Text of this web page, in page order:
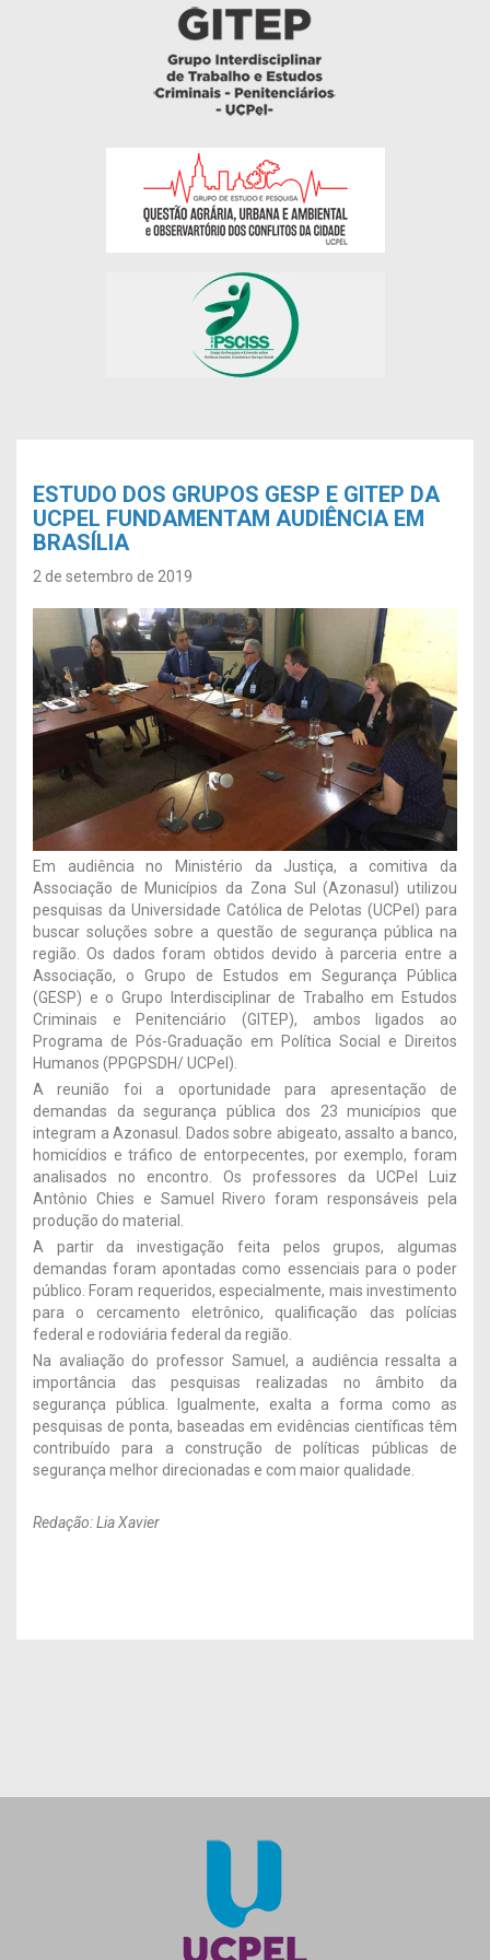
ESTUDO DOS GRUPOS GESP E GITEP DA
UCPEL FUNDAMENTAM AUDIÊNCIA EM
BRASÍLIA
2 de setembro de 2019
Em audiência no Ministério da Justiça, a comitiva da
Associação de Municípios da Zona Sul (Azonasul) utilizou
pesquisas da Universidade Católica de Pelotas (UCPel) para
buscar soluções sobre a questão de segurança pública na
região. Os dados foram obtidos devido à parceria entre a
Associação, o Grupo de Estudos em Segurança Pública
(GESP) e o Grupo Interdisciplinar de Trabalho em Estudos
Criminais e Penitenciário (GITEP), ambos ligados ao
Programa de Pós-Graduação em Política Social e Direitos
Humanos (PPGPSDH/ UCPel).
A reunião foi a oportunidade para apresentação de
demandas da segurança pública dos 23 municípios que
integram a Azonasul. Dados sobre abigeato, assalto a banco,
homicídios e tráfico de entorpecentes, por exemplo, foram
analisados no encontro. Os professores da UCPel Luiz
Antônio Chies e Samuel Rivero foram responsáveis pela
produção do material.
A partir da investigação feita pelos grupos, algumas
demandas foram apontadas como essenciais para o poder
público. Foram requeridos, especialmente, mais investimento
para o cercamento eletrônico, qualificação das polícias
federal e rodoviária federal da região.
Na avaliação do professor Samuel, a audiência ressalta a
importância das pesquisas realizadas no âmbito da
segurança pública. Igualmente, exalta a forma como as
pesquisas de ponta, baseadas em evidências científicas têm
contribuído para a construção de políticas públicas de
segurança melhor direcionadas e com maior qualidade.
Redação: Lia Xavier